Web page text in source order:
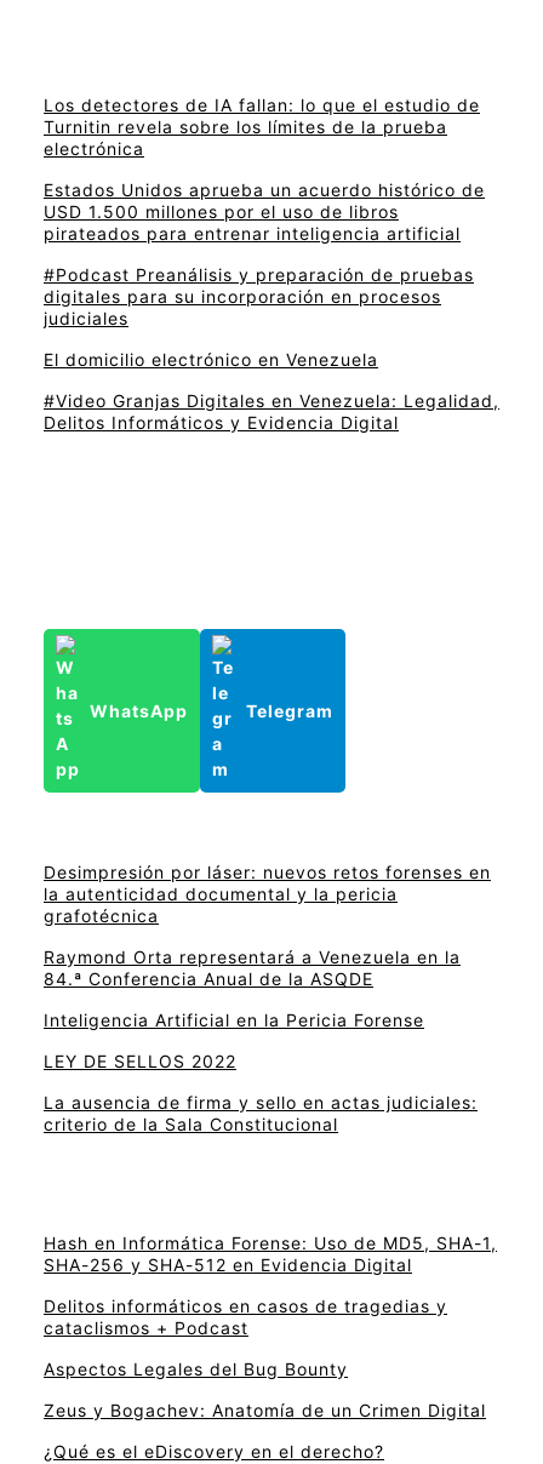
Los detectores de IA fallan: lo que el estudio de
Turnitin revela sobre los límites de la prueba
electrónica
Estados Unidos aprueba un acuerdo histórico de
USD 1.500 millones por el uso de libros
pirateados para entrenar inteligencia artificial
#Podcast Preanálisis y preparación de pruebas
digitales para su incorporación en procesos
judiciales
El domicilio electrónico en Venezuela
#Video Granjas Digitales en Venezuela: Legalidad,
Delitos Informáticos y Evidencia Digital
WhatsApp Telegram
Desimpresión por láser: nuevos retos forenses en
la autenticidad documental y la pericia
grafotécnica
Raymond Orta representará a Venezuela en la
84.ª Conferencia Anual de la ASQDE
Inteligencia Artificial en la Pericia Forense
LEY DE SELLOS 2022
La ausencia de firma y sello en actas judiciales:
criterio de la Sala Constitucional
Hash en Informática Forense: Uso de MD5, SHA-1,
SHA-256 y SHA-512 en Evidencia Digital
Delitos informáticos en casos de tragedias y
cataclismos + Podcast
Aspectos Legales del Bug Bounty
Zeus y Bogachev: Anatomía de un Crimen Digital
¿Qué es el eDiscovery en el derecho?